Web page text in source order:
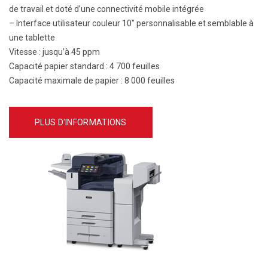
de travail et doté d’une connectivité mobile intégrée
– Interface utilisateur couleur 10″ personnalisable et semblable à
une tablette
Vitesse : jusqu’à 45 ppm
Capacité papier standard : 4 700 feuilles
Capacité maximale de papier : 8 000 feuilles
PLUS D'INFORMATIONS